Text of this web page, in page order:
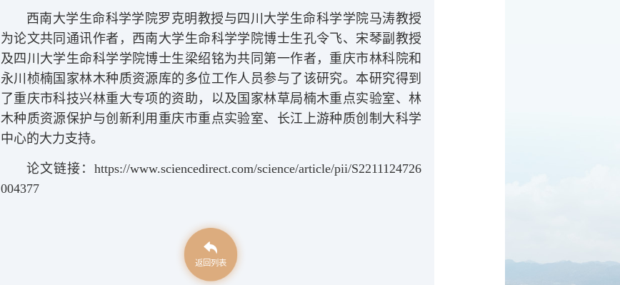
西南大学生命科学学院罗克明教授与四川大学生命科学学院马涛教授
为论文共同通讯作者，西南大学生命科学学院博士生孔令飞、宋琴副教授
及四川大学生命科学学院博士生梁绍铭为共同第一作者，重庆市林科院和
永川桢楠国家林木种质资源库的多位工作人员参与了该研究。本研究得到
了重庆市科技兴林重大专项的资助，以及国家林草局楠木重点实验室、林
木种质资源保护与创新利用重庆市重点实验室、长江上游种质创制大科学
中心的大力支持。
论文链接：https://www.sciencedirect.com/science/article/pii/S2211124726
004377
返回列表